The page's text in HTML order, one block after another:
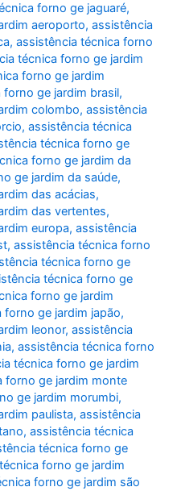
forno ge jaguaré,
aeroporto,assistência
,assistência técnica forno
técnica forno ge jardim
forno ge jardim
ge jardim brasil,
colombo,assistência
,assistência técnica
técnica forno ge
forno ge jardim da
ge jardim da saúde,
das acácias,
das vertentes,
europa,assistência
,assistência técnica forno
técnica forno ge
técnica forno ge
forno ge jardim
ge jardim japão,
leonor,assistência
,assistência técnica forno
técnica forno ge jardim
forno ge jardim monte
ge jardim morumbi,
paulista,assistência
,assistência técnica
técnica forno ge
forno ge jardim
forno ge jardim são